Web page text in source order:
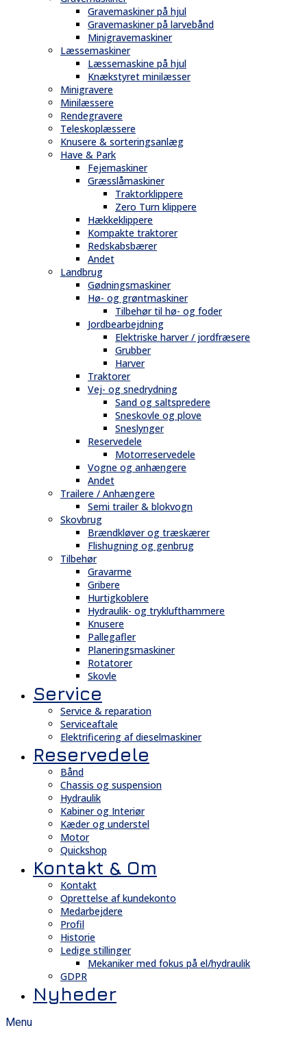
Gravemaskiner på hjul
Gravemaskiner på larvebånd
Minigravemaskiner
Læssemaskiner
Læssemaskine på hjul
Knækstyret minilæsser
Minigravere
Minilæssere
Rendegravere
Teleskoplæssere
Knusere & sorteringsanlæg
Have & Park
Fejemaskiner
Græsslåmaskiner
Traktorklippere
Zero Turn klippere
Hækkeklippere
Kompakte traktorer
Redskabsbærer
Andet
Landbrug
Gødningsmaskiner
Hø- og grøntmaskiner
Tilbehør til hø- og foder
Jordbearbejdning
Elektriske harver / jordfræsere
Grubber
Harver
Traktorer
Vej- og snedrydning
Sand og saltspredere
Sneskovle og plove
Sneslynger
Reservedele
Motorreservedele
Vogne og anhængere
Andet
Trailere / Anhængere
Semi trailer & blokvogn
Skovbrug
Brændkløver og træskærer
Flishugning og genbrug
Tilbehør
Gravarme
Gribere
Hurtigkoblere
Hydraulik- og tryklufthammere
Knusere
Pallegafler
Planeringsmaskiner
Rotatorer
Skovle
Service
Service & reparation
Serviceaftale
Elektrificering af dieselmaskiner
Reservedele
Bånd
Chassis og suspension
Hydraulik
Kabiner og Interiør
Kæder og understel
Motor
Quickshop
Kontakt & Om
Kontakt
Oprettelse af kundekonto
Medarbejdere
Profil
Historie
Ledige stillinger
Mekaniker med fokus på el/hydraulik
GDPR
Nyheder
Menu